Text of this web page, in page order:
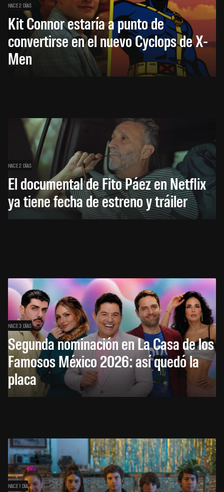
HACE 2 DÍAS
Kit Connor estaría a punto de
convertirse en el nuevo Cyclops de X-
Men
HACE 2 DÍAS
El documental de Fito Páez en Netflix
ya tiene fecha de estreno y tráiler
HACE 3 DÍAS
Segunda nominación en La Casa de los
Famosos México 2026: así quedó la
placa
HACE 1 DÍA